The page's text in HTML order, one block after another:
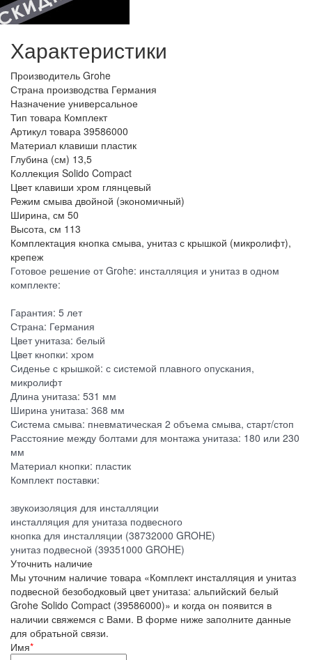
Характеристики
Производитель Grohe
Страна производства Германия
Назначение универсальное
Тип товара Комплект
Артикул товара 39586000
Материал клавиши пластик
Глубина (см) 13,5
Коллекция Solido Compact
Цвет клавиши хром глянцевый
Режим смыва двойной (экономичный)
Ширина, см 50
Высота, см 113
Комплектация кнопка смыва, унитаз с крышкой (микролифт),
крепеж
Готовое решение от Grohe: инсталляция и унитаз в одном
комплекте:
Гарантия: 5 лет
Страна: Германия
Цвет унитаза: белый
Цвет кнопки: хром
Сиденье с крышкой: с системой плавного опускания,
микролифт
Длина унитаза: 531 мм
Ширина унитаза: 368 мм
Система смыва: пневматическая 2 объема смыва, старт/стоп
Расстояние между болтами для монтажа унитаза: 180 или 230
мм
Материал кнопки: пластик
Комплект поставки:
звукоизоляция для инсталляции
инсталляция для унитаза подвесного
кнопка для инсталляции (38732000 GROHE)
унитаз подвесной (39351000 GROHE)
Уточнить наличие
Мы уточним наличие товара «Комплект инсталляция и унитаз
подвесной безободковый цвет унитаза: альпийский белый
Grohe Solido Compact (39586000)» и когда он появится в
наличии свяжемся с Вами. В форме ниже заполните данные
для обратьной связи.
Имя*